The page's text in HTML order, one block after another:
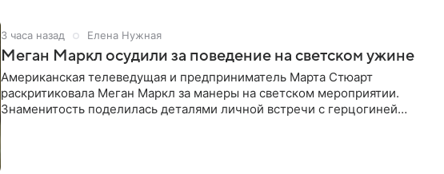
3 часа назад Елена Нужная
Меган Маркл осудили за поведение на светском ужине
Американская телеведущая и предприниматель Марта Стюарт
раскритиковала Меган Маркл за манеры на светском мероприятии.
Знаменитость поделилась деталями личной встречи с герцогиней